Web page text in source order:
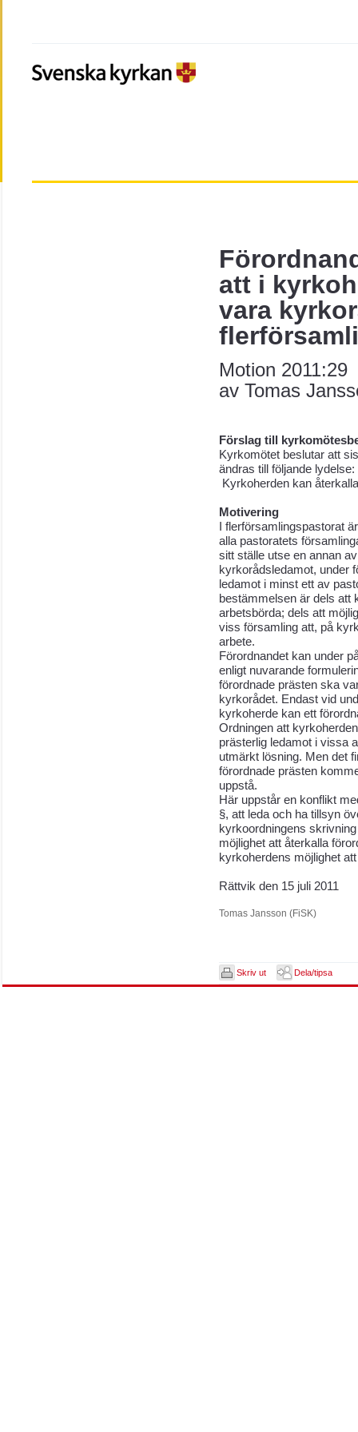
att i
vara
Motion 2011:29
av Tomas
Förslag till
Kyrkomötet beslutar att
ändras till följande lydelse:
Kyrkoherden kan
Motivering
I flerförsamlingspastorat
alla pastoratets
sitt ställe utse en annan
kyrkorådsledamot, under
ledamot i minst ett av
bestämmelsen är dels att
arbetsbörda; dels att
viss församling att, på
arbete.
Förordnandet kan under
enligt nuvarande
förordnade prästen ska
kyrkorådet. Endast vid
kyrkoherde kan ett
Ordningen att
prästerlig ledamot i vissa
utmärkt lösning. Men det
förordnade prästen
uppstå.
Här uppstår en konflikt
§, att leda och ha tillsyn
kyrkoordningens
möjlighet att återkalla
kyrkoherdens möjlighet
Rättvik den 15 juli 2011
Tomas Jansson (FiSK)
Skriv ut Dela/tipsa